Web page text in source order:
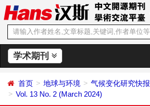
学术期刊
首页 地球与环境
气候变化研究快报
Vol. 13 No. 2 (March 2024)